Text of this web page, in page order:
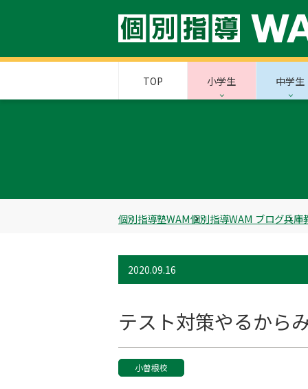
TOP 小学生 中学生
個別指導塾WAM個別指導WAM ブログ兵庫
2020.09.16
テスト対策やるから
小曽根校